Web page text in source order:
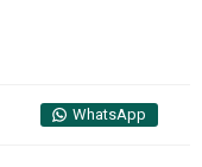
WhatsApp